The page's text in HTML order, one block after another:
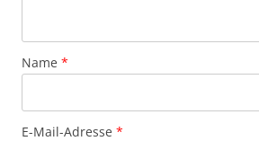
Name *
E-Mail-Adresse *